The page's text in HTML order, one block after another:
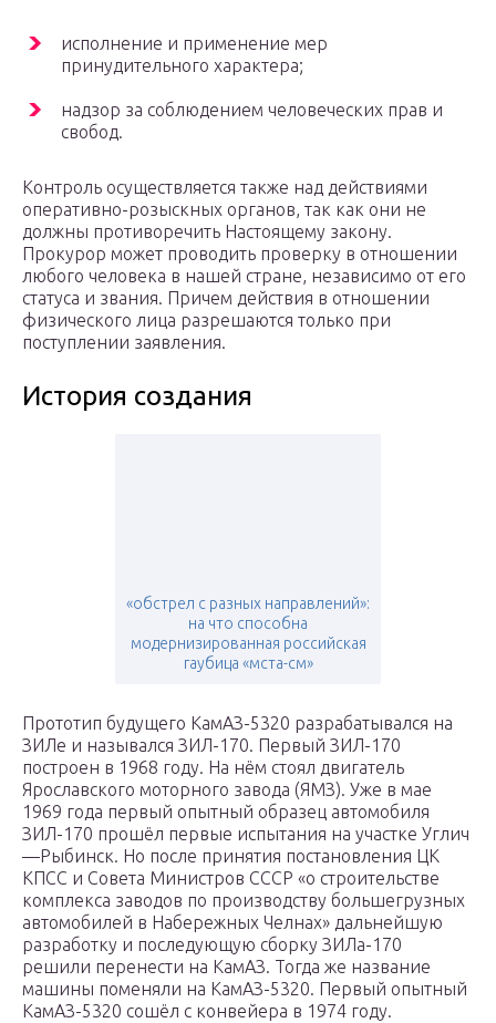
исполнение и применение мер
принудительного характера;
надзор за соблюдением человеческих прав и
свобод.
Контроль осуществляется также над действиями
оперативно-розыскных органов, так как они не
должны противоречить Настоящему закону.
Прокурор может проводить проверку в отношении
любого человека в нашей стране, независимо от его
статуса и звания. Причем действия в отношении
физического лица разрешаются только при
поступлении заявления.
История создания
«обстрел с разных направлений»:
на что способна
модернизированная российская
гаубица «мста-см»
Прототип будущего КамАЗ-5320 разрабатывался на
ЗИЛе и назывался ЗИЛ-170. Первый ЗИЛ-170
построен в 1968 году. На нём стоял двигатель
Ярославского моторного завода (ЯМЗ). Уже в мае
1969 года первый опытный образец автомобиля
ЗИЛ-170 прошёл первые испытания на участке Углич
—Рыбинск. Но после принятия постановления ЦК
КПСС и Совета Министров СССР «о строительстве
комплекса заводов по производству большегрузных
автомобилей в Набережных Челнах» дальнейшую
разработку и последующую сборку ЗИЛа-170
решили перенести на КамАЗ. Тогда же название
машины поменяли на КамАЗ-5320. Первый опытный
КамАЗ-5320 сошёл с конвейера в 1974 году.